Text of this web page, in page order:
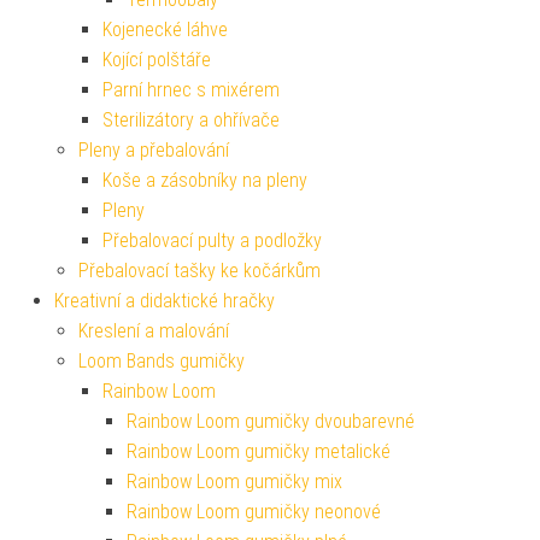
Kojenecké láhve
Kojící polštáře
Parní hrnec s mixérem
Sterilizátory a ohřívače
Pleny a přebalování
Koše a zásobníky na pleny
Pleny
Přebalovací pulty a podložky
Přebalovací tašky ke kočárkům
Kreativní a didaktické hračky
Kreslení a malování
Loom Bands gumičky
Rainbow Loom
Rainbow Loom gumičky dvoubarevné
Rainbow Loom gumičky metalické
Rainbow Loom gumičky mix
Rainbow Loom gumičky neonové